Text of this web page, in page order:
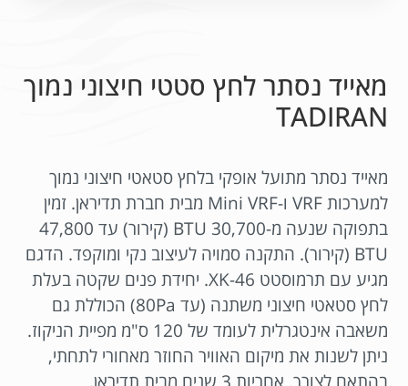
מאייד נסתר לחץ סטטי חיצוני נמוך
TADIRAN
מאייד נסתר מתועל אופקי בלחץ סטאטי חיצוני נמוך
למערכות VRF ו-Mini VRF מבית חברת תדיראן. זמין
בתפוקה שנעה מ-30,700 BTU (קירור) עד 47,800
BTU (קירור). התקנה סמויה לעיצוב נקי ומוקפד. הדגם
מגיע עם תרמוסטט XK-46. יחידת פנים שקטה בעלת
לחץ סטאטי חיצוני משתנה (עד 80Pa) הכוללת גם
משאבה אינטגרלית לעומד של 120 ס"מ מפיית הניקוז.
ניתן לשנות את מיקום האוויר החוזר מאחורי לתחתי,
בהתאם לצורך. אחריות 3 שנים מבית תדיראן.